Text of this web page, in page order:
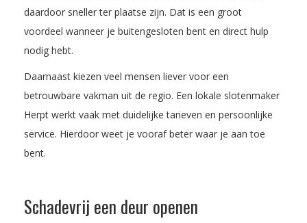
daardoor sneller ter plaatse zijn. Dat is een groot
voordeel wanneer je buitengesloten bent en direct hulp
nodig hebt.
Daarnaast kiezen veel mensen liever voor een
betrouwbare vakman uit de regio. Een lokale slotenmaker
Herpt werkt vaak met duidelijke tarieven en persoonlijke
service. Hierdoor weet je vooraf beter waar je aan toe
bent.
Schadevrij een deur openen